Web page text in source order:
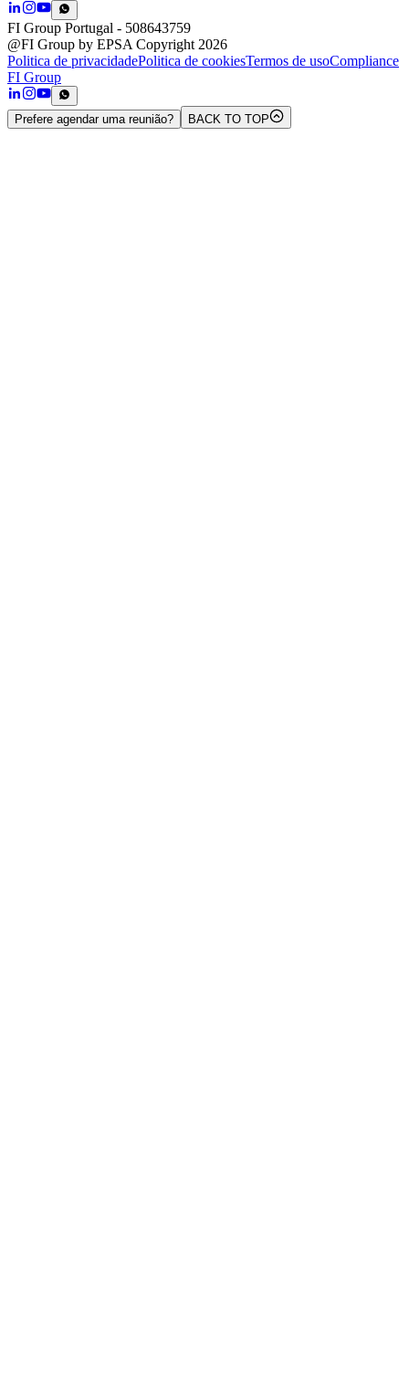
FI Group Portugal - 508643759
@FI Group by EPSA Copyright 2026
Politica de privacidadePolitica de cookiesTermos de usoCompliance
FI Group
Prefere agendar uma reunião? BACK TO TOP